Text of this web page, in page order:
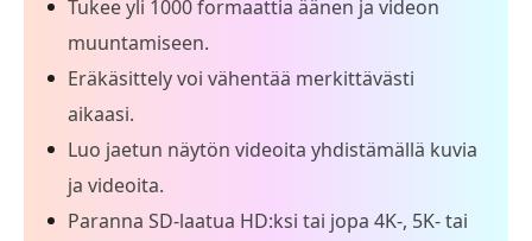
Tukee yli 1000 formaattia äänen ja videon
muuntamiseen.
Eräkäsittely voi vähentää merkittävästi
aikaasi.
Luo jaetun näytön videoita yhdistämällä kuvia
ja videoita.
Paranna SD-laatua HD:ksi tai jopa 4K-, 5K- tai